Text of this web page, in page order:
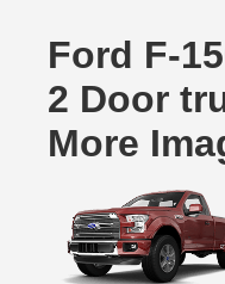
Ford F-
2 Door
More